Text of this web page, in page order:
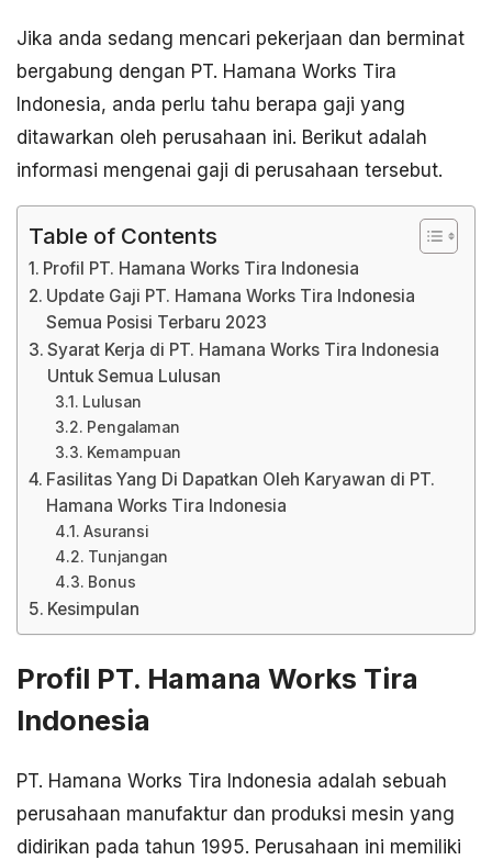
Jika anda sedang mencari pekerjaan dan berminat
bergabung dengan PT. Hamana Works Tira
Indonesia, anda perlu tahu berapa gaji yang
ditawarkan oleh perusahaan ini. Berikut adalah
informasi mengenai gaji di perusahaan tersebut.
Table of Contents
Profil PT. Hamana Works Tira Indonesia
Update Gaji PT. Hamana Works Tira Indonesia
Semua Posisi Terbaru 2023
Syarat Kerja di PT. Hamana Works Tira Indonesia
Untuk Semua Lulusan
Lulusan
Pengalaman
Kemampuan
Fasilitas Yang Di Dapatkan Oleh Karyawan di PT.
Hamana Works Tira Indonesia
Asuransi
Tunjangan
Bonus
Kesimpulan
Profil PT. Hamana Works Tira
Indonesia
PT. Hamana Works Tira Indonesia adalah sebuah
perusahaan manufaktur dan produksi mesin yang
didirikan pada tahun 1995. Perusahaan ini memiliki